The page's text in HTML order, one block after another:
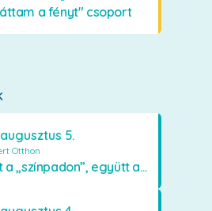
a fényt" csoport
5.
Otthon
Együtt a „színpadon”, együtt az élményekért 🎭✨